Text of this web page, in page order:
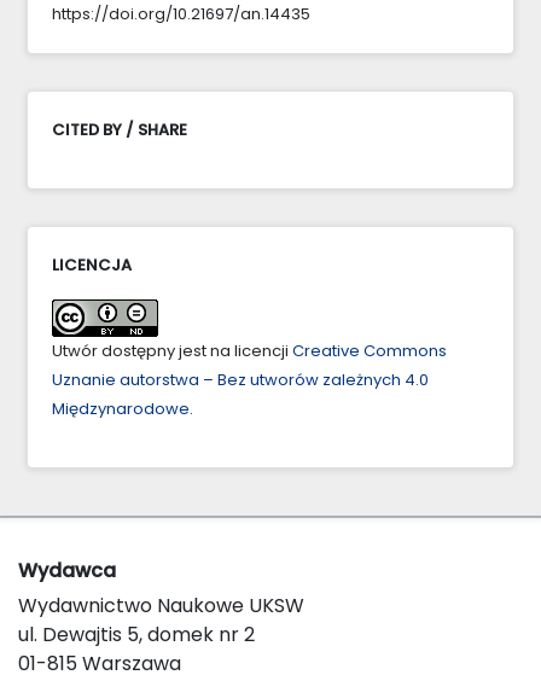
https://doi.org/10.21697/an.14435
CITED BY / SHARE
LICENCJA
Utwór dostępny jest na licencji Creative Commons
Uznanie autorstwa – Bez utworów zależnych 4.0
Międzynarodowe.
Wydawca
Wydawnictwo Naukowe UKSW
ul. Dewajtis 5, domek nr 2
01-815 Warszawa